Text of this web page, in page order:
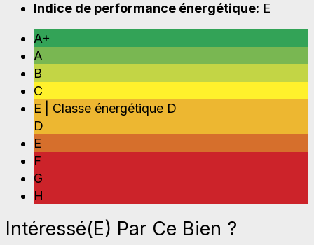
Indice de performance énergétique: E
A+
A
B
C
E | Classe énergétique D
D
E
F
G
H
Intéressé(e) Par Ce Bien ?